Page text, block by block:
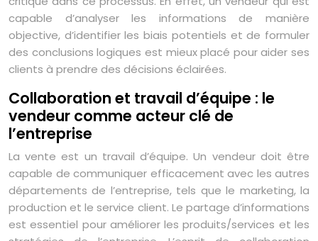
capable d’analyser les informations de manière
objective, d’identifier les biais potentiels et de formuler
des conclusions logiques est mieux placé pour aider ses
clients à prendre des décisions éclairées.
Collaboration et travail d’équipe : le
vendeur comme acteur clé de
l’entreprise
La vente est un travail d’équipe. Un vendeur doit être
capable de communiquer efficacement avec les autres
départements de l’entreprise, tels que le marketing, la
production et le service client. Le partage d’informations
est essentiel pour améliorer les produits/services et les